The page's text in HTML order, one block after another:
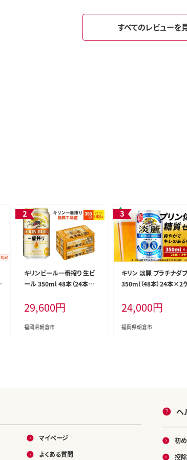
すべてのレビューを
キリンビール一番搾り 生ビ
ール 350ml 48本（24本×2
ルコール飲料 48本入り キリ
ン一番搾り 1週間以内 発送
29,600円
福岡県朝倉市
キリン 淡麗 プラチナダ
350ml（48本）24本×2
場産 ビール キリンビー
酒 アルコール 酵母 抑
酵制御技術 飲みごたえ
24,000円
福岡県朝倉市
マイページ
よくある質問
ヘ
初
控